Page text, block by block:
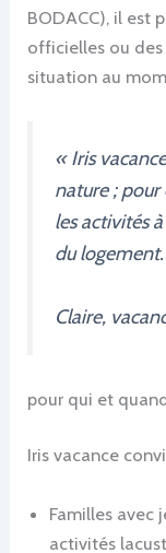
BODACC), il est
officielles ou des
situation au
« Iris
nature ;
les activités
du
Claire,
pour qui et
Iris vacance
Familles avec
activités